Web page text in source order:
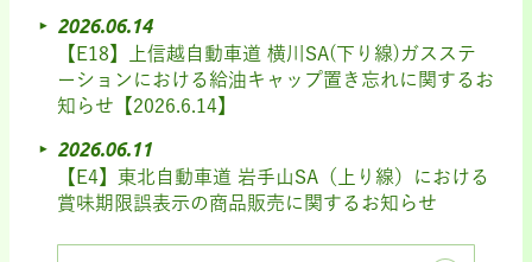
2026.06.14
【E18】上信越自動車道 横川SA(下り線)ガスステ
ーションにおける給油キャップ置き忘れに関するお
知らせ【2026.6.14】
2026.06.11
【E4】東北自動車道 岩手山SA（上り線）における
賞味期限誤表示の商品販売に関するお知らせ